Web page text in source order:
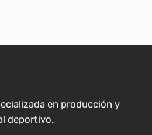
elegir
en
en producción y
deportivo.